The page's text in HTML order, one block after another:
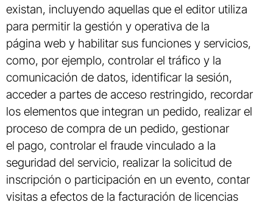
existan, incluyendo aquellas que el editor utiliza
para permitir la gestión y operativa de la
página web y habilitar sus funciones y servicios,
como, por ejemplo, controlar el tráfico y la
comunicación de datos, identificar la sesión,
acceder a partes de acceso restringido, recordar
los elementos que integran un pedido, realizar el
proceso de compra de un pedido, gestionar
el pago, controlar el fraude vinculado a la
seguridad del servicio, realizar la solicitud de
inscripción o participación en un evento, contar
visitas a efectos de la facturación de licencias